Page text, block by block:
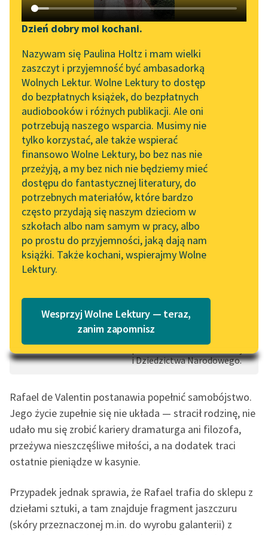
Katalog DAISY
Podkasty o książkach
Zgłoś brak utworu
Aktualności
„Prokurator Alicja Horn”
do słuchania
Byliśmy częścią AI Impact
Lab
Zapraszamy na spotkanie
online z tłumaczkami
literatury skandynawskiej
Spotkanie z Katarzyną
Tunkiel w Oslo
102. lata temu zmarł
Joseph Conrad
Lektury szkolne i klasyka
literatury do słuchania dla
uczennic i uczniów z
E-kolekcja lektur
szkolnych i literatury do
słuchania dla uczennic i
niepełnosprawnościami
Popularyzacja
skandynawskiej literatury
feministycznej
Narzędzia
Mapa Wolnych Lektur
Leśmianator
Przewodnik dla piszących i
czytających
API
OAI-PMH
Widget Wolnych Lektur
Przypisy
Katalog w formacie PDF
Dzień dobry moi kochani.
Nazywam się Paulina Holtz i mam wielki
zaszczyt i przyjemność być ambasadorką
Wolnych Lektur. Wolne Lektury to dostęp
do bezpłatnych książek, do bezpłatnych
audiobooków i różnych publikacji. Ale oni
potrzebują naszego wsparcia. Musimy nie
tylko korzystać, ale także wspierać
finansowo Wolne Lektury, bo bez nas nie
przeżyją, a my bez nich nie będziemy mieć
dostępu do fantastycznej literatury, do
potrzebnych materiałów, które bardzo
często przydają się naszym dzieciom w
szkołach albo nam samym w pracy, albo
po prostu do przyjemności, jaką dają nam
książki. Także kochani, wspierajmy Wolne
Lektury.
Wesprzyj Wolne Lektury — teraz,
zanim zapomnisz
pobierz audiobook
pobierz książkę
czytaj online
Czyta:Wiktor Korzeniewski , reż.Adam Bień
1×
Od tłumacza; I. Talizman (część 1.)
Audiobook nagrany w
ramach projektu Słuchamy
i Dziedzictwa Narodowego.
Rafael de Valentin postanawia popełnić samobójstwo.
Jego życie zupełnie się nie układa — stracił rodzinę, nie
udało mu się zrobić kariery dramaturga ani filozofa,
przeżywa nieszczęśliwe miłości, a na dodatek traci
ostatnie pieniądze w kasynie.
Przypadek jednak sprawia, że Rafael trafia do sklepu z
dziełami sztuki, a tam znajduje fragment jaszczuru
(skóry przeznaczonej m.in. do wyrobu galanterii) z